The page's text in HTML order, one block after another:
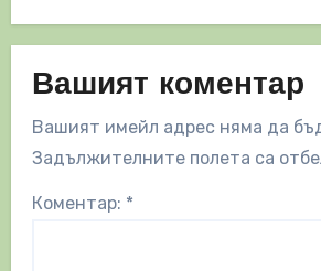
Вашият коментар
Вашият имейл адрес няма да
Задължителните полета са
Коментар: *